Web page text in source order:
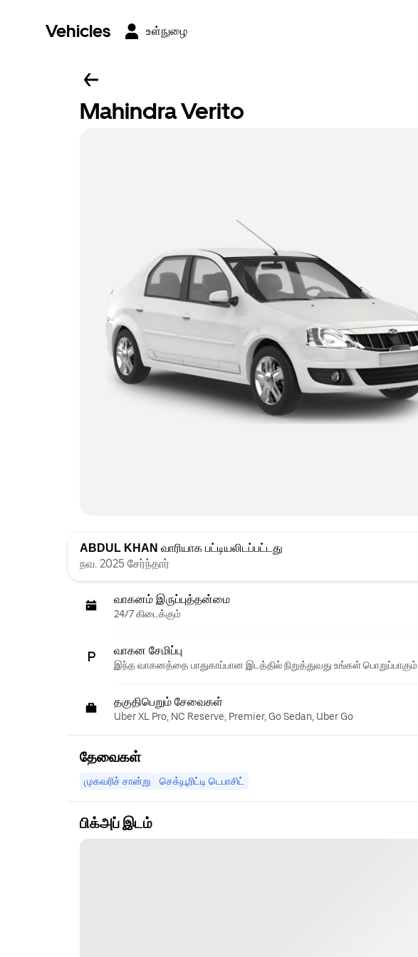
Vehicles உள்நுழை
Mahindra Verito
ABDUL KHAN வாரியாக பட்டியலிடப்பட்டது
நவ. 2025 சேர்ந்தார்
வாகனம் இருப்புத்தன்மை
24/7 கிடைக்கும்
வாகன சேமிப்பு
இந்த வாகனத்தை பாதுகாப்பான இடத்தில் நிறுத்துவது உங்கள் பொறுப்பாகும்.
தகுதிபெறும் சேவைகள்
Uber XL Pro, NC Reserve, Premier, Go Sedan, Uber Go
தேவைகள்
முகவரிச் சான்று செக்யூரிட்டி டெபாசிட்
பிக்அப் இடம்